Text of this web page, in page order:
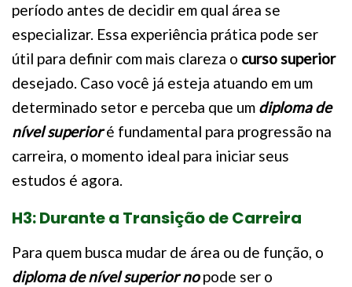
período antes de decidir em qual área se
especializar. Essa experiência prática pode ser
útil para definir com mais clareza o curso superior
desejado. Caso você já esteja atuando em um
determinado setor e perceba que um diploma de
nível superioré fundamental para progressão na
carreira, o momento ideal para iniciar seus
estudos é agora.
H3: Durante a Transição de Carreira
Para quem busca mudar de área ou de função, o
diploma de nível superior nopode ser o